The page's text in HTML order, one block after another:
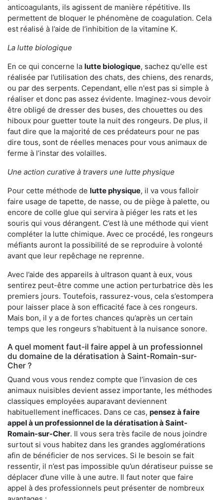
anticoagulants, ils agissent de manière répétitive. Ils
permettent de bloquer le phénomène de coagulation. Cela
est réalisé à l’aide de l’inhibition de la vitamine K.
La lutte biologique
En ce qui concerne la lutte biologique, sachez qu'elle est
réalisée par l’utilisation des chats, des chiens, des renards,
ou par des serpents. Cependant, elle n'est pas si simple à
réaliser et donc pas assez évidente. Imaginez-vous devoir
être obligé de dresser des buses, des chouettes ou des
hiboux pour guetter toute la nuit des rongeurs. De plus, il
faut dire que la majorité de ces prédateurs pour ne pas
dire tous, sont de réelles menaces pour vous animaux de
ferme à l’instar des volailles.
Une action curative à travers une lutte physique
Pour cette méthode de lutte physique, il va vous falloir
faire usage de tapette, de nasse, ou de piège à palette, ou
encore de colle glue qui servira à piéger les rats et les
souris qui vous dérangent. C’est là une méthode qui vient
compléter la lutte chimique. Avec ce procédé, les rongeurs
méfiants auront la possibilité de se reproduire à volonté
avant que leur repêchage ne reprenne.
Avec l’aide des appareils à ultrason quant à eux, vous
sentirez peut-être comme une action perturbatrice dès les
premiers jours. Toutefois, rassurez-vous, cela s’estompera
pour laisser place à son efficacité face à ces rongeurs.
Mais bon, il y a de fortes chances qu’après un certain
temps que les rongeurs s’habituent à la nuisance sonore.
A quel moment faut-il faire appel à un professionnel
du domaine de la dératisation à Saint-Romain-sur-
Cher ?
Quand vous vous rendez compte que l’invasion de ces
animaux nuisibles devient assez importante, les méthodes
classiques employées auparavant deviennent
habituellement inefficaces. Dans ce cas, pensez à faire
appel à un professionnel de la dératisation à Saint-
Romain-sur-Cher. Il vous sera très facile de nous joindre
surtout si vous habitez dans les grandes agglomérations
afin de bénéficier de nos services. Si le besoin se fait
ressentir, il n’est pas impossible qu’un dératiseur puisse se
déplacer d’une ville à une autre. Il faut noter que faire
appel à des professionnels peut présenter de nombreux